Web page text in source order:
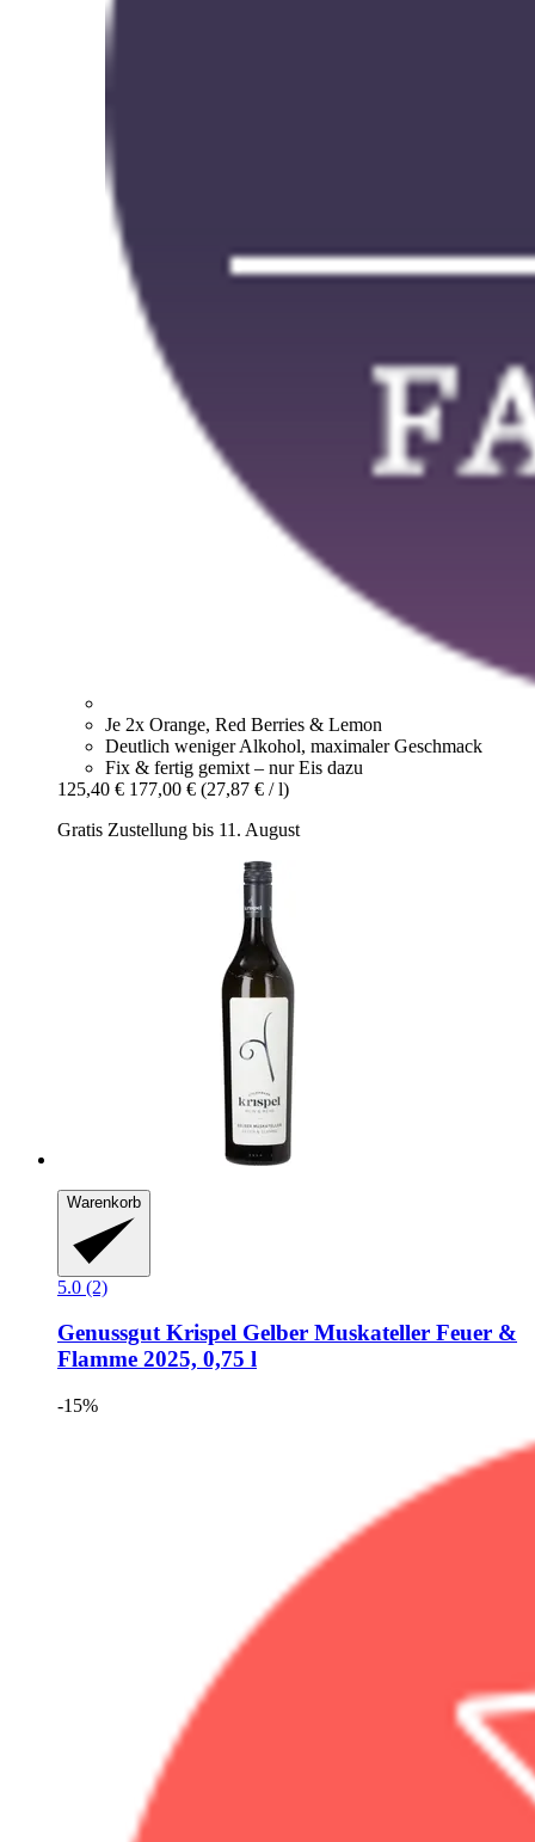
Je 2x Orange, Red Berries & Lemon
Deutlich weniger Alkohol, maximaler Geschmack
Fix & fertig gemixt – nur Eis dazu
125,40 € 177,00 € (27,87 € / l)
Gratis Zustellung bis 11. August
Warenkorb
5.0 (2)
Genussgut Krispel Gelber Muskateller Feuer &
Flamme 2025, 0,75 l
-15%